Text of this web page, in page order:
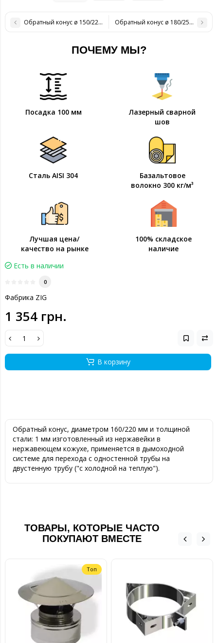
Обратный конус ø 150/220 нерж/нерж 1 ммОбратный конус ø 180/250 нерж/
ПОЧЕМУ МЫ?
Посадка 100 мм
Лазерный сварной
шов
Сталь AISI 304
Базальтовое
волокно 300 кг/м³
Лучшая цена/
качество на рынке
100% складское
наличие
Есть в наличии
0
Фабрика ZIG
1 354 грн.
В корзину
Обратный конус, диаметром 160/220 мм и толщиной
стали: 1 мм изготовленный из нержавейки в
нержавеющем кожухе, применяется в дымоходной
системе для перехода с одностенной трубы на
двустенную трубу ("с холодной на теплую").
ТОВАРЫ, КОТОРЫЕ ЧАСТО
ПОКУПАЮТ ВМЕСТЕ
Топ